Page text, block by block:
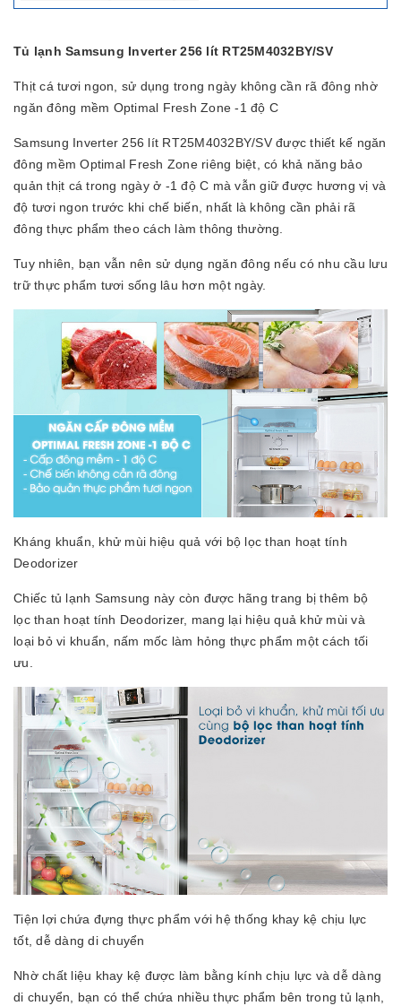
Tủ lạnh Samsung Inverter 256 lít RT25M4032BY/SV
Thịt cá tươi ngon, sử dụng trong ngày không cần rã đông nhờ
ngăn đông mềm Optimal Fresh Zone -1 độ C
Samsung Inverter 256 lít RT25M4032BY/SV được thiết kế ngăn
đông mềm Optimal Fresh Zone riêng biệt, có khả năng bảo
quản thịt cá trong ngày ở -1 độ C mà vẫn giữ được hương vị và
độ tươi ngon trước khi chế biến, nhất là không cần phải rã
đông thực phẩm theo cách làm thông thường.
Tuy nhiên, bạn vẫn nên sử dụng ngăn đông nếu có nhu cầu lưu
trữ thực phẩm tươi sống lâu hơn một ngày.
Kháng khuẩn, khử mùi hiệu quả với bộ lọc than hoạt tính
Deodorizer
Chiếc tủ lạnh Samsung này còn được hãng trang bị thêm bộ
lọc than hoạt tính Deodorizer, mang lại hiệu quả khử mùi và
loại bỏ vi khuẩn, nấm mốc làm hỏng thực phẩm một cách tối
ưu.
Tiện lợi chứa đựng thực phẩm với hệ thống khay kệ chịu lực
tốt, dễ dàng di chuyển
Nhờ chất liệu khay kệ được làm bằng kính chịu lực và dễ dàng
di chuyển, bạn có thể chứa nhiều thực phẩm bên trong tủ lạnh,